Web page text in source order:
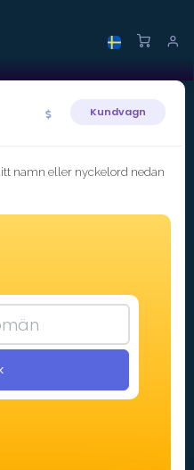
Kundvagn
namn eller nyckelord nedan